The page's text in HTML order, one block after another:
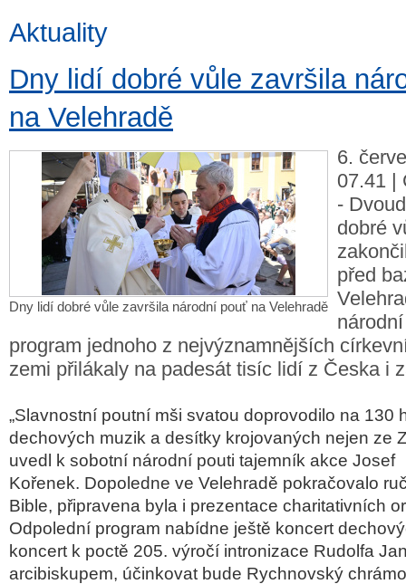
Aktuality
Dny lidí dobré vůle završila
na Velehradě
Dny lidí dobré vůle završila národní pouť na Velehradě
6.
07.41 |
-
dobré
před
program jednoho z nejvýznamnějších
zemi přilákaly na padesát tisíc lidí z Česka i
„Slavnostní poutní mši svatou doprovodilo na 130
dechových muzik a desítky krojovaných nejen ze
uvedl k sobotní národní pouti tajemník akce Josef
Kořenek. Dopoledne ve Velehradě pokračovalo
Bible, připravena byla i prezentace charitativních
Odpolední program nabídne ještě koncert
koncert k poctě 205. výročí intronizace Rudolfa
arcibiskupem, účinkovat bude Rychnovský